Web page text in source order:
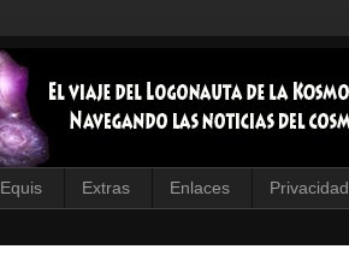
Extras Enlaces Privacidad